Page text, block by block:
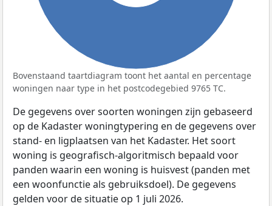
Bovenstaand taartdiagram toont het aantal en percentage
woningen naar type in het postcodegebied 9765 TC.
De gegevens over soorten woningen zijn gebaseerd
op de Kadaster woningtypering en de gegevens over
stand- en ligplaatsen van het Kadaster. Het soort
woning is geografisch-algoritmisch bepaald voor
panden waarin een woning is huisvest (panden met
een woonfunctie als gebruiksdoel). De gegevens
gelden voor de situatie op 1 juli 2026.